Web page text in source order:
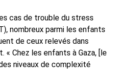
cas de trouble du stress
nombreux parmi les enfants
de ceux relevés dans
« Chez les enfants à Gaza, [le
niveaux de complexité